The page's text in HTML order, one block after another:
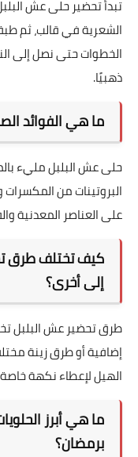
تبدأ تحضير حلى عش
الشعرية في قالب، ثم
الخطوات حتى نصل إلى
ذهبيًا.
ما هي الفوائد
حلى عش البلبل مليء
البروتينات من
على العناصر المعدنية
كيف تختلف طرق
إلى أخرى؟
طرق تحضير عش البلبل
إضافية أو طرق زينة
الهيل لإعطاء نكهة
ما هي أبرز
برمضان؟